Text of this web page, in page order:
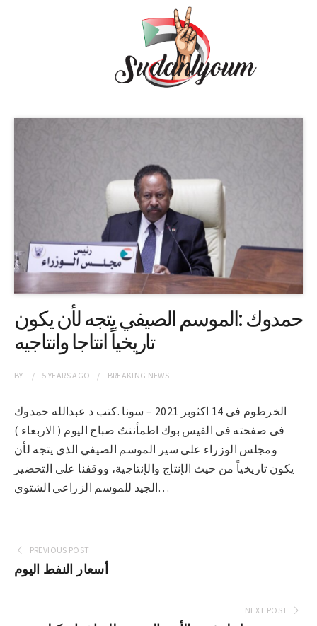
حمدوك :الموسم الصيفي يتجه لأن يكون
تاريخياً انتاجا وانتاجيه
BY 5 YEARSAGO BREAKING NEWS
الخرطوم فى 14 اكثوبر 2021 – سونا .كتب د عبدالله حمدوك
فى صفحته فى الفيس بوك اطمأننتُ صباح اليوم ( الاربعاء )
ومجلس الوزراء على سير الموسم الصيفي الذي يتجه لأن
يكون تاريخياً من حيث الإنتاج والإنتاجية، ووقفنا على التحضير
الجيد للموسم الزراعي الشتوي…
PREVIOUS POST
أسعار النفط اليوم
NEXT POST